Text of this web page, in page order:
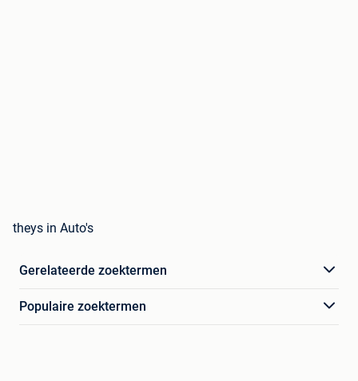
theys in Auto's
Gerelateerde zoektermen
Populaire zoektermen